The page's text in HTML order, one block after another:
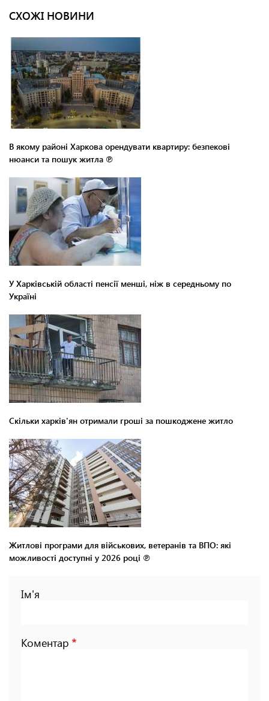
СХОЖІ НОВИНИ
В якому районі Харкова орендувати квартиру: безпекові
нюанси та пошук житла ℗
У Харківській області пенсії менші, ніж в середньому по
Україні
Скільки харків'ян отримали гроші за пошкоджене житло
Житлові програми для військових, ветеранів та ВПО: які
можливості доступні у 2026 році ℗
Ім'я
Коментар